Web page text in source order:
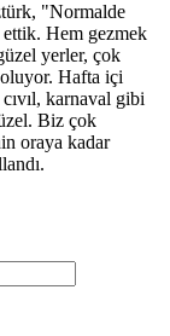
"Normalde
Hem gezmek
yerler, çok
oluyor. Hafta içi
karnaval gibi
Biz çok
oraya kadar